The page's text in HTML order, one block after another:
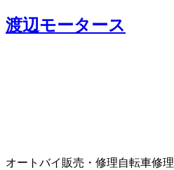
渡辺モータース
オートバイ販売・修理自転車修理